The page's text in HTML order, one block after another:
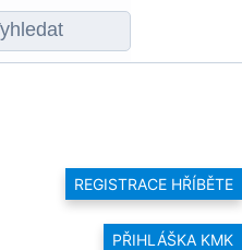
REGISTRACE HŘÍBĚTE
PŘIHLÁŠKA KMK